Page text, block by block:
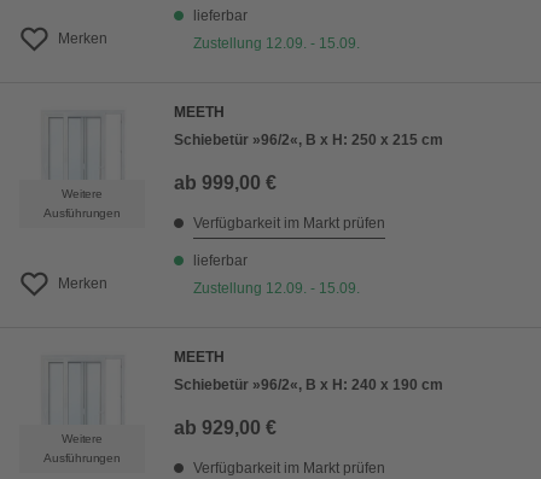
Merken
lieferbar
Zustellung 12.09. - 15.09.
Weitere
Ausführungen
Merken
MEETH
Schiebetür »96/2«, B x H: 250 x 215 cm
ab 999,00 €
Verfügbarkeit im Markt prüfen
lieferbar
Zustellung 12.09. - 15.09.
Weitere
Ausführungen
MEETH
Schiebetür »96/2«, B x H: 240 x 190 cm
ab 929,00 €
Verfügbarkeit im Markt prüfen